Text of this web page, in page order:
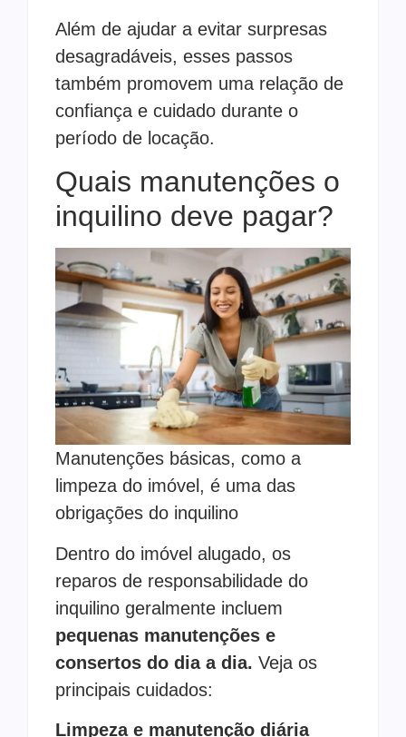
Além de ajudar a evitar surpresas
desagradáveis, esses passos
também promovem uma relação de
confiança e cuidado durante o
período de locação.
Quais manutenções o
inquilino deve pagar?
Manutenções básicas, como a
limpeza do imóvel, é uma das
obrigações do inquilino
Dentro do imóvel alugado, os
reparos de responsabilidade do
inquilino geralmente incluem
pequenas manutenções e
consertos do dia a dia. Veja os
principais cuidados:
Limpeza e manutenção diária